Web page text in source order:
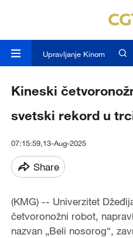
Upravljanje Kinom
Kineski
svetski rekord u
07:15:59,13-Aug-2025
Share
(KMG) -- Univerzitet
četvoronožni robot,
nazvan „Beli nosorog“,